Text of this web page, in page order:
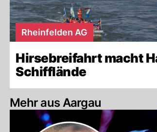
Rheinfelden AG
Hirsebreifahrt macht
Schifflände
Mehr aus Aargau